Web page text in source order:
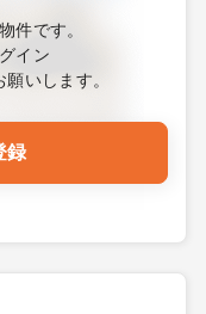
件です。
イン
いします。
録